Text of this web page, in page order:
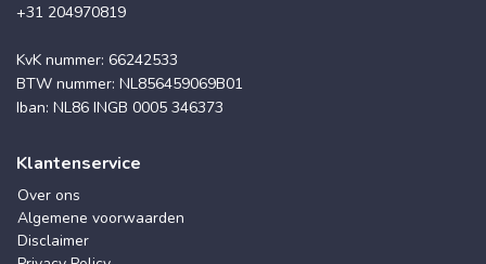
+31 204970819
KvK nummer: 66242533
BTW nummer: NL856459069B01
Iban: NL86 INGB 0005 346373
Klantenservice
Over ons
Algemene voorwaarden
Disclaimer